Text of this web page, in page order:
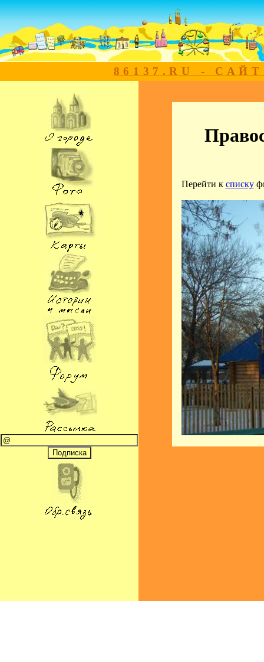
86137.RU -
Перейти к списку